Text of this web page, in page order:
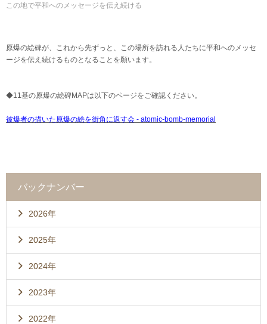
この地で平和へのメッセージを伝え続ける
原爆の絵碑が、これから先ずっと、この場所を訪れる人たちに平和へのメッセ
ージを伝え続けるものとなることを願います。
◆11基の原爆の絵碑MAPは以下のページをご確認ください。
被爆者の描いた原爆の絵を街角に返す会 - atomic-bomb-memorial
バックナンバー
2026年
2025年
2024年
2023年
2022年